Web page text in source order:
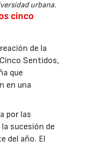
urbana.
cinco
de la
Sentidos,
que
en una
por las
sucesión de
del año. El